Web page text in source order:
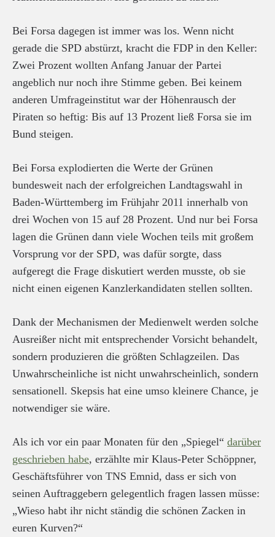
Bei Forsa dagegen ist immer was los. Wenn nicht
gerade die SPD abstürzt, kracht die FDP in den Keller:
Zwei Prozent wollten Anfang Januar der Partei
angeblich nur noch ihre Stimme geben. Bei keinem
anderen Umfrageinstitut war der Höhenrausch der
Piraten so heftig: Bis auf 13 Prozent ließ Forsa sie im
Bund steigen.
Bei Forsa explodierten die Werte der Grünen
bundesweit nach der erfolgreichen Landtagswahl in
Baden-Württemberg im Frühjahr 2011 innerhalb von
drei Wochen von 15 auf 28 Prozent. Und nur bei Forsa
lagen die Grünen dann viele Wochen teils mit großem
Vorsprung vor der SPD, was dafür sorgte, dass
aufgeregt die Frage diskutiert werden musste, ob sie
nicht einen eigenen Kanzlerkandidaten stellen sollten.
Dank der Mechanismen der Medienwelt werden solche
Ausreißer nicht mit entsprechender Vorsicht behandelt,
sondern produzieren die größten Schlagzeilen. Das
Unwahrscheinliche ist nicht unwahrscheinlich, sondern
sensationell. Skepsis hat eine umso kleinere Chance, je
notwendiger sie wäre.
Als ich vor ein paar Monaten für den „Spiegel“ darüber
geschrieben habe, erzählte mir Klaus-Peter Schöppner,
Geschäftsführer von TNS Emnid, dass er sich von
seinen Auftraggebern gelegentlich fragen lassen müsse:
„Wieso habt ihr nicht ständig die schönen Zacken in
euren Kurven?“